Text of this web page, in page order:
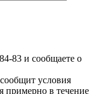
83 и сообщаете о
условия
примерно в течение